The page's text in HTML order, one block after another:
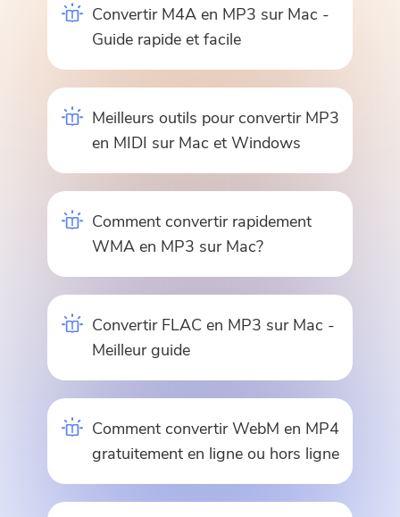
Convertir M4A en MP3 sur Mac -
Guide rapide et facile
Meilleurs outils pour convertir MP3
en MIDI sur Mac et Windows
Comment convertir rapidement
WMA en MP3 sur Mac?
Convertir FLAC en MP3 sur Mac -
Meilleur guide
Comment convertir WebM en MP4
gratuitement en ligne ou hors ligne